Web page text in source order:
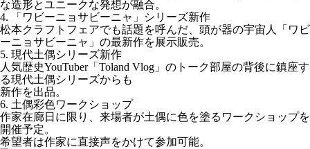
な造形とユニークな発想が融合。
4. 「ワビーニョサビーニャ」シリーズ新作
松本クラフトフェアでも話題を呼んだ、頭が器の宇宙人「ワビ
ーニョサビーニャ」の最新作を展示販売。
5. 現代土偶シリーズ新作
人気歴史YouTuber「Toland Vlog」のトーク部屋の背後に鎮座す
る現代土偶シリーズからも
新作を出品。
6. 土偶彩色ワークショップ
作家在廊日に限り、来場者が土偶に色を塗るワークショップを
開催予定。
希望者は作家に直接声をかけて参加可能。